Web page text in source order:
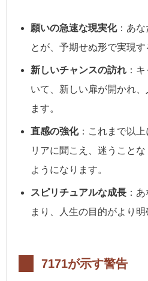
願いの急速な現実化：あな
とが、予期せぬ形で実現す
新しいチャンスの訪れ ：
いて、新しい扉が開かれ
ます。
直感の強化：これまで以上
リアに聞こえ、迷うこと
ようになります。
スピリチュアルな成長 ：
まり、人生の目的がより明
7171が示す警告